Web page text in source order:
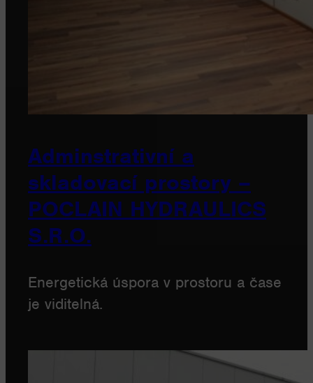
Adminstrativní a
skladovací prostory –
POCLAIN HYDRAULICS
S.R.O.
Energetická úspora v prostoru a čase
je viditelná.